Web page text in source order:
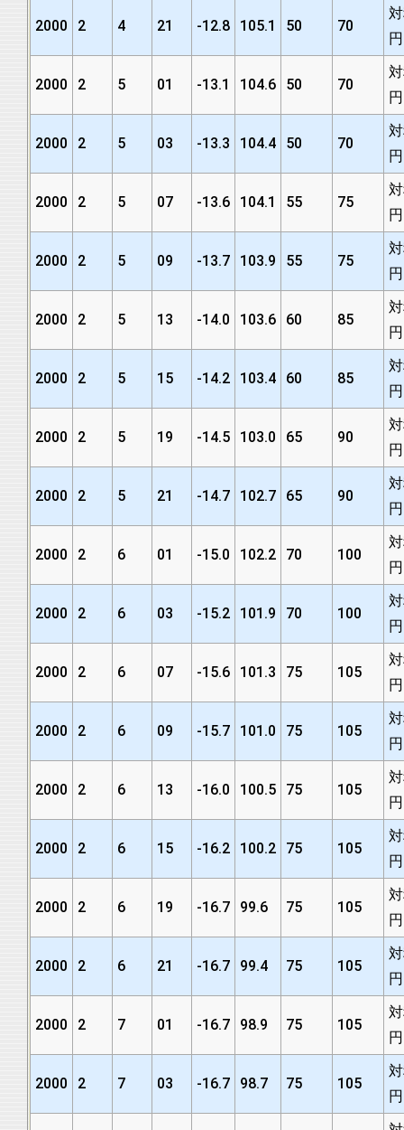
2000 2 4 21 -12.8 105.1 50 70
円
2000 2 5 01 -13.1 104.6 50 70
円
2000 2 5 03 -13.3 104.4 50 70
円
2000 2 5 07 -13.6 104.1 55 75
円
2000 2 5 09 -13.7 103.9 55 75
円
2000 2 5 13 -14.0 103.6 60 85
円
2000 2 5 15 -14.2 103.4 60 85
円
2000 2 5 19 -14.5 103.0 65 90
円
2000 2 5 21 -14.7 102.7 65 90
円
2000 2 6 01 -15.0 102.2 70 100
円
2000 2 6 03 -15.2 101.9 70 100
円
2000 2 6 07 -15.6 101.3 75 105
円
2000 2 6 09 -15.7 101.0 75 105
円
2000 2 6 13 -16.0 100.5 75 105
円
2000 2 6 15 -16.2 100.2 75 105
円
2000 2 6 19 -16.7 99.6 75 105
円
2000 2 6 21 -16.7 99.4 75 105
円
2000 2 7 01 -16.7 98.9 75 105
円
2000 2 7 03 -16.7 98.7 75 105
円